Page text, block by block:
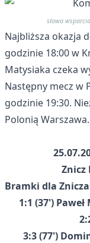
słowa
Najbliższa okazja
godzinie 18:00 w
Matysiaka czeka
Następny mecz w
godzinie 19:30.
Polonią
Znicz
Bramki dla
1:1 (37')
3:3 (77')